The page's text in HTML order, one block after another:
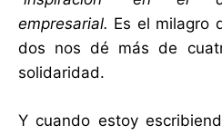
empresarial. Es el milagro
dos nos dé más de
solidaridad.
Y cuando estoy